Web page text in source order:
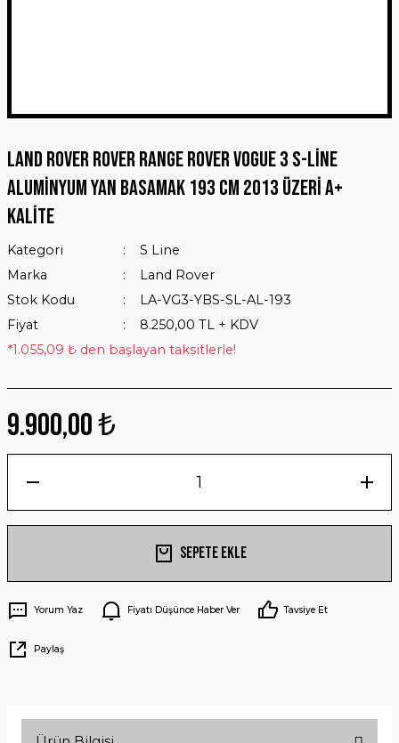
Land Rover Rover Range Rover Vogue 3 S-Line
Aluminyum Yan Basamak 193 Cm 2013 Üzeri A+
Kalite
Kategori
S Line
Marka
Land Rover
Stok Kodu
LA-VG3-YBS-SL-AL-193
Fiyat
8.250,00 TL + KDV
*1.055,09 ₺ den başlayan taksitlerle!
9.900,00 ₺
Sepete Ekle
Yorum Yaz Fiyatı Düşünce Haber Ver Tavsiye Et
Paylaş